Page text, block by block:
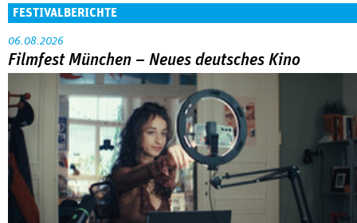
FESTIVALBERICHTE
06.08.2026
Filmfest München – Neues deutsches Kino